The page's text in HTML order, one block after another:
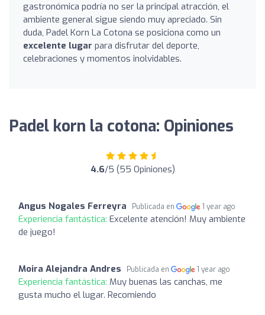
gastronómica podría no ser la principal atracción, el
ambiente general sigue siendo muy apreciado. Sin
duda, Padel Korn La Cotona se posiciona como un
excelente lugar para disfrutar del deporte,
celebraciones y momentos inolvidables.
Padel korn la cotona: Opiniones
4.6/5 (55 Opiniones)
Angus Nogales Ferreyra Publicada en 1 year ago
Experiencia fantástica: Excelente atención! Muy ambiente
de juego!
Moira Alejandra Andres Publicada en 1 year ago
Experiencia fantástica: Muy buenas las canchas, me
gusta mucho el lugar. Recomiendo